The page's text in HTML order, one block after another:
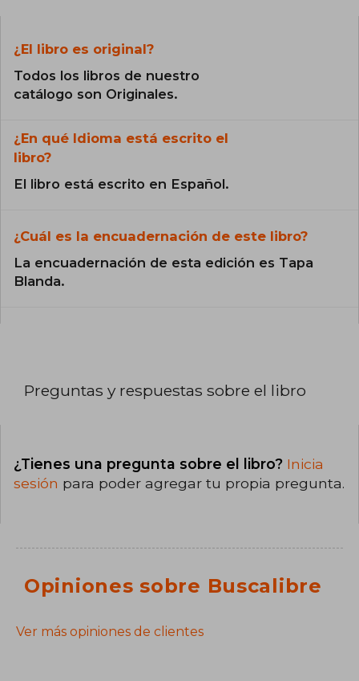
¿El libro es original?
Todos los libros de nuestro
catálogo son Originales.
¿En qué Idioma está escrito el
libro?
El libro está escrito en Español.
¿Cuál es la encuadernación de este libro?
La encuadernación de esta edición es Tapa
Blanda.
Preguntas y respuestas sobre el libro
¿Tienes una pregunta sobre el libro? Inicia
sesión para poder agregar tu propia pregunta.
Opiniones sobre Buscalibre
Ver más opiniones de clientes